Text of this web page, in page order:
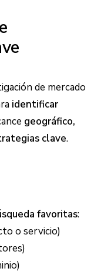
de mercado
identificar
geográfico,
clave.
favoritas:
o servicio)